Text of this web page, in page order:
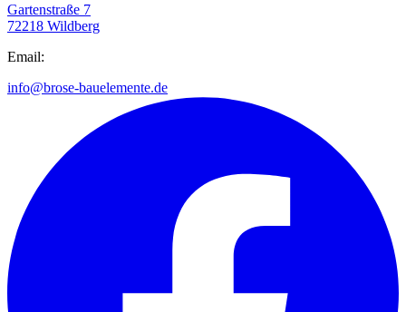
Gartenstraße 7
72218 Wildberg
Email:
info@brose-bauelemente.de